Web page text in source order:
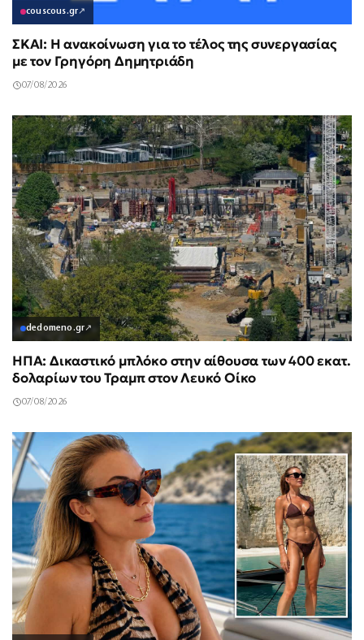
couscous.gr↗
ΣΚΑΙ: Η ανακοίνωση για το τέλος της συνεργασίας
με τον Γρηγόρη Δημητριάδη
07/08/2026
dedomeno.gr↗
ΗΠΑ: Δικαστικό μπλόκο στην αίθουσα των 400 εκατ.
δολαρίων του Τραμπ στον Λευκό Οίκο
07/08/2026